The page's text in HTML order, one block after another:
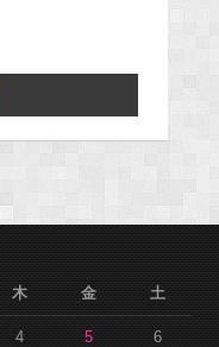
木 金 土
4 5 6